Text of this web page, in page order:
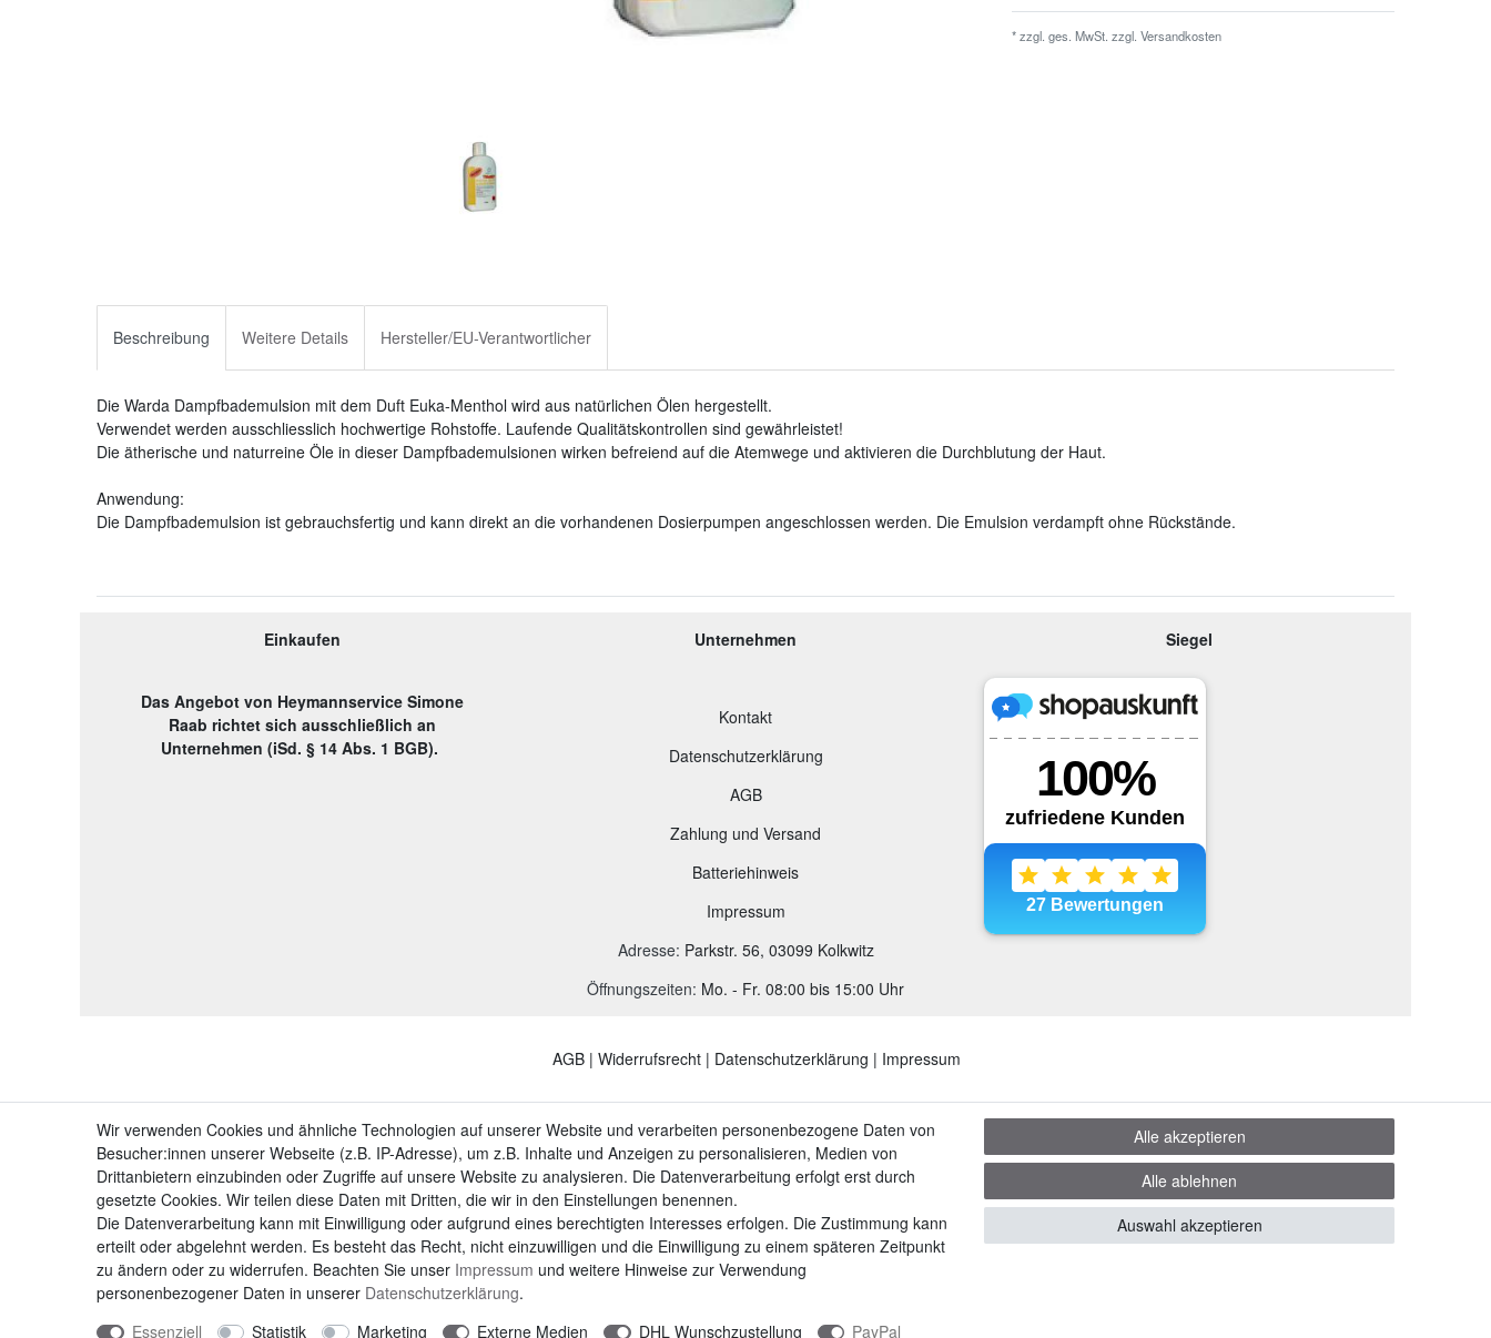
* zzgl. ges. MwSt. zzgl. Versandkosten
Beschreibung Weitere Details Hersteller/EU-Verantwortlicher
Die Warda Dampfbademulsion mit dem Duft Euka-Menthol wird aus natürlichen Ölen hergestellt.
Verwendet werden ausschliesslich hochwertige Rohstoffe. Laufende Qualitätskontrollen sind gewährleistet!
Die ätherische und naturreine Öle in dieser Dampfbademulsionen wirken befreiend auf die Atemwege und aktivieren die Durchblutung der Haut.
Anwendung:
Die Dampfbademulsion ist gebrauchsfertig und kann direkt an die vorhandenen Dosierpumpen angeschlossen werden. Die Emulsion verdampft ohne Rückstände.
Einkaufen
Das Angebot von Heymannservice Simone
Raab richtet sich ausschließlich an
Unternehmen (iSd. § 14 Abs. 1 BGB).
Unternehmen
Kontakt
Datenschutzerklärung
AGB
Zahlung und Versand
Batteriehinweis
Impressum
Adresse: Parkstr. 56, 03099 Kolkwitz
Öffnungszeiten: Mo. - Fr. 08:00 bis 15:00 Uhr
Siegel
AGB | Widerrufsrecht | Datenschutzerklärung | Impressum
Wir verwenden Cookies und ähnliche Technologien auf unserer Website und verarbeiten personenbezogene Daten von
Besucher:innen unserer Webseite (z.B. IP-Adresse), um z.B. Inhalte und Anzeigen zu personalisieren, Medien von
Drittanbietern einzubinden oder Zugriffe auf unsere Website zu analysieren. Die Datenverarbeitung erfolgt erst durch
gesetzte Cookies. Wir teilen diese Daten mit Dritten, die wir in den Einstellungen benennen.
Die Datenverarbeitung kann mit Einwilligung oder aufgrund eines berechtigten Interesses erfolgen. Die Zustimmung kann
erteilt oder abgelehnt werden. Es besteht das Recht, nicht einzuwilligen und die Einwilligung zu einem späteren Zeitpunkt
zu ändern oder zu widerrufen. Beachten Sie unser Impressum und weitere Hinweise zur Verwendung
personenbezogener Daten in unserer Daten­schutz­erklärung.
Essenziell
Statistik Marketing Externe Medien DHL Wunschzustellung PayPal
Alle akzeptieren
Alle ablehnen
Auswahl akzeptieren